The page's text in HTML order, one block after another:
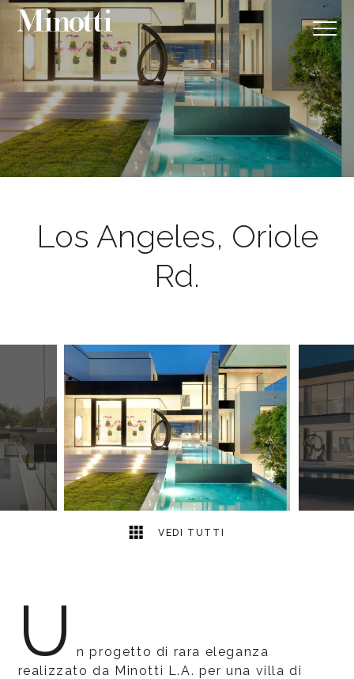
Los Angeles, Oriole
Rd.
VEDI TUTTI
18 2
U
n progetto di rara eleganza
realizzato da Minotti L.A. per una villa di